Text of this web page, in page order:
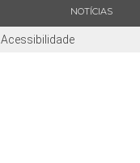
ESTADO
NOTÍCIAS
Acessibilidade